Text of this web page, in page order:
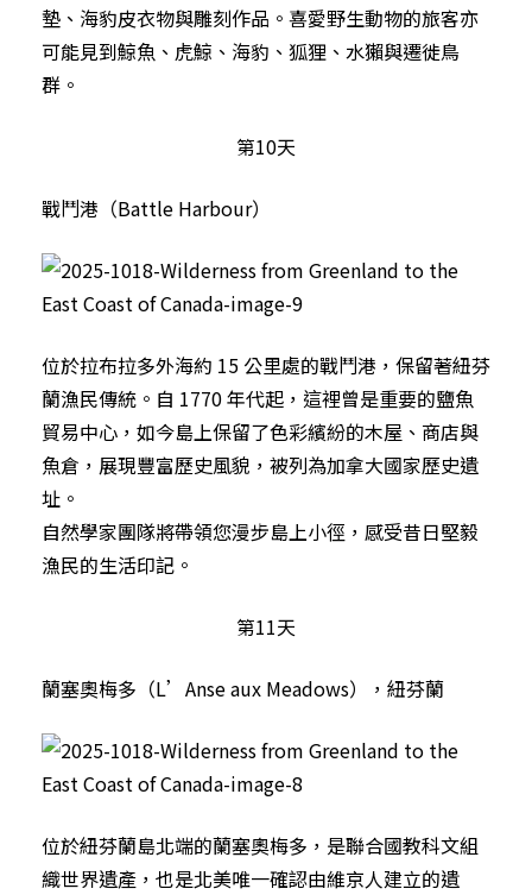
墊、海豹皮衣物與雕刻作品。喜愛野生動物的旅客亦
可能見到鯨魚、虎鯨、海豹、狐狸、水獺與遷徙鳥
群。
第10天
戰鬥港（Battle Harbour）
位於拉布拉多外海約 15 公里處的戰鬥港，保留著紐芬
蘭漁民傳統。自 1770 年代起，這裡曾是重要的鹽魚
貿易中心，如今島上保留了色彩繽紛的木屋、商店與
魚倉，展現豐富歷史風貌，被列為加拿大國家歷史遺
址。
自然學家團隊將帶領您漫步島上小徑，感受昔日堅毅
漁民的生活印記。
第11天
蘭塞奧梅多（L’Anse aux Meadows），紐芬蘭
位於紐芬蘭島北端的蘭塞奧梅多，是聯合國教科文組
織世界遺產，也是北美唯一確認由維京人建立的遺